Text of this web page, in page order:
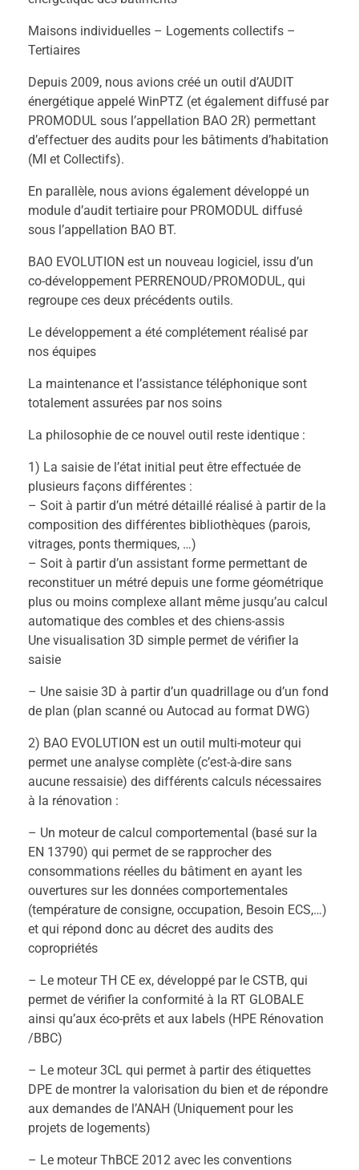
Maisons individuelles – Logements collectifs –
Tertiaires
Depuis 2009, nous avions créé un outil d’AUDIT
énergétique appelé WinPTZ (et également diffusé par
PROMODUL sous l’appellation BAO 2R) permettant
d’effectuer des audits pour les bâtiments d’habitation
(MI et Collectifs).
En parallèle, nous avions également développé un
module d’audit tertiaire pour PROMODUL diffusé
sous l’appellation BAO BT.
BAO EVOLUTION est un nouveau logiciel, issu d’un
co-développement PERRENOUD/PROMODUL, qui
regroupe ces deux précédents outils.
Le développement a été complétement réalisé par
nos équipes
La maintenance et l’assistance téléphonique sont
totalement assurées par nos soins
La philosophie de ce nouvel outil reste identique :
1) La saisie de l’état initial peut être effectuée de
plusieurs façons différentes :
– Soit à partir d’un métré détaillé réalisé à partir de la
composition des différentes bibliothèques (parois,
vitrages, ponts thermiques, …)
– Soit à partir d’un assistant forme permettant de
reconstituer un métré depuis une forme géométrique
plus ou moins complexe allant même jusqu’au calcul
automatique des combles et des chiens-assis
Une visualisation 3D simple permet de vérifier la
saisie
– Une saisie 3D à partir d’un quadrillage ou d’un fond
de plan (plan scanné ou Autocad au format DWG)
2) BAO EVOLUTION est un outil multi-moteur qui
permet une analyse complète (c’est-à-dire sans
aucune ressaisie) des différents calculs nécessaires
à la rénovation :
– Un moteur de calcul comportemental (basé sur la
EN 13790) qui permet de se rapprocher des
consommations réelles du bâtiment en ayant les
ouvertures sur les données comportementales
(température de consigne, occupation, Besoin ECS,…)
et qui répond donc au décret des audits des
copropriétés
– Le moteur TH CE ex, développé par le CSTB, qui
permet de vérifier la conformité à la RT GLOBALE
ainsi qu’aux éco-prêts et aux labels (HPE Rénovation
/BBC)
– Le moteur 3CL qui permet à partir des étiquettes
DPE de montrer la valorisation du bien et de répondre
aux demandes de l’ANAH (Uniquement pour les
projets de logements)
– Le moteur ThBCE 2012 avec les conventions